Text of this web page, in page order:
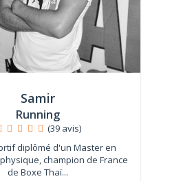
Samir
Running
(39 avis)
diplômé d'un Master en
champion de France
de Boxe Thaï...